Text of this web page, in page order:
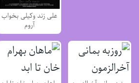
علی زند وکیلی بخواب
آروم